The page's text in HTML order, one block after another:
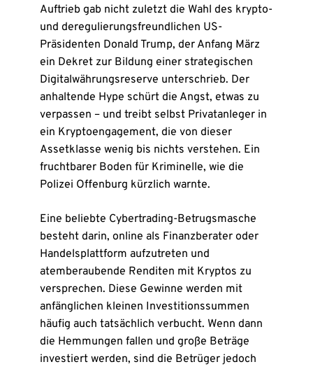
Auftrieb gab nicht zuletzt die Wahl des krypto-
und deregulierungsfreundlichen US-
Präsidenten Donald Trump, der Anfang März
ein Dekret zur Bildung einer strategischen
Digitalwährungsreserve unterschrieb. Der
anhaltende Hype schürt die Angst, etwas zu
verpassen – und treibt selbst Privatanleger in
ein Kryptoengagement, die von dieser
Assetklasse wenig bis nichts verstehen. Ein
fruchtbarer Boden für Kriminelle, wie die
Polizei Offenburg kürzlich warnte.
Eine beliebte Cybertrading-Betrugsmasche
besteht darin, online als Finanzberater oder
Handelsplattform aufzutreten und
atemberaubende Renditen mit Kryptos zu
versprechen. Diese Gewinne werden mit
anfänglichen kleinen Investitionssummen
häufig auch tatsächlich verbucht. Wenn dann
die Hemmungen fallen und große Beträge
investiert werden, sind die Betrüger jedoch